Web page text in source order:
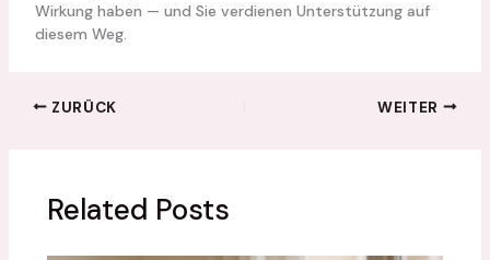
Wirkung haben — und Sie verdienen Unterstützung auf
diesem Weg.
ZURÜCK WEITER
Related Posts